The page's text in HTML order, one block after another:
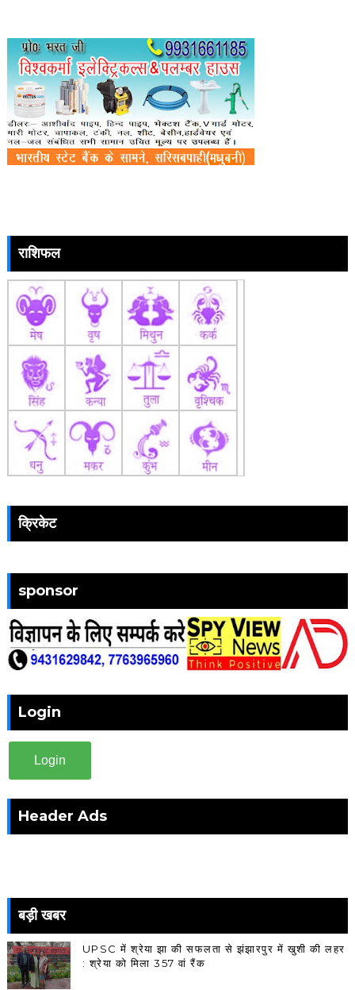
राशिफल
क्रिकेट
sponsor
Login
Login
Header Ads
बड़ी खबर
UPSC में श्रेया झा की सफलता से झंझारपुर में खुशी की लहर
: श्रेया को मिला 357 वां रैंक